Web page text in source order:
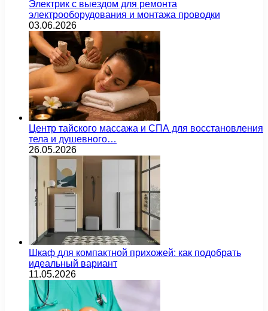
Электрик с выездом для ремонта
электрооборудования и монтажа проводки
03.06.2026
Центр тайского массажа и СПА для восстановления
тела и душевного…
26.05.2026
Шкаф для компактной прихожей: как подобрать
идеальный вариант
11.05.2026